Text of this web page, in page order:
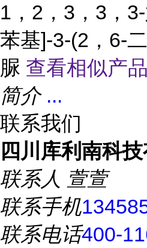
1，2，3，3，
苯基]-3-(2，6-
脲 查看相似产
简介 ...
联系我们
四川库利南科
联系人 萱萱
联系手机
联系电话400-